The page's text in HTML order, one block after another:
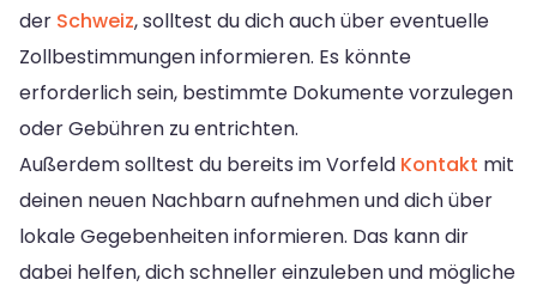
der Schweiz, solltest du dich auch über eventuelle
Zollbestimmungen informieren. Es könnte
erforderlich sein, bestimmte Dokumente vorzulegen
oder Gebühren zu entrichten.
Außerdem solltest du bereits im Vorfeld Kontakt mit
deinen neuen Nachbarn aufnehmen und dich über
lokale Gegebenheiten informieren. Das kann dir
dabei helfen, dich schneller einzuleben und mögliche